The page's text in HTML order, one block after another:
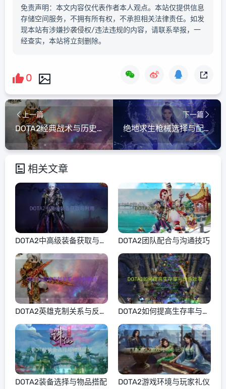
免责声明：本文内容仅代表作者本人观点。本站仅提供信息
存储空间服务，不拥有所有权，不承担相关法律责任。如发
现本站有涉嫌抄袭侵权/违法违规的内容，请联系举报，一
经查实，本站将立刻删除。
0
上一篇
DOTA2经典战术与历史战役复盘
下一篇
绝地求生枪械选择与配件搭配
相关文章
DOTA2中高级装备获取与利
用
DOTA2团队配合与沟通技巧
DOTA2英雄克制关系与反制
策略
DOTA2如何提高生存率与击
杀效率
DOTA2装备选择与物品搭配 DOTA2游戏环境与玩家礼仪